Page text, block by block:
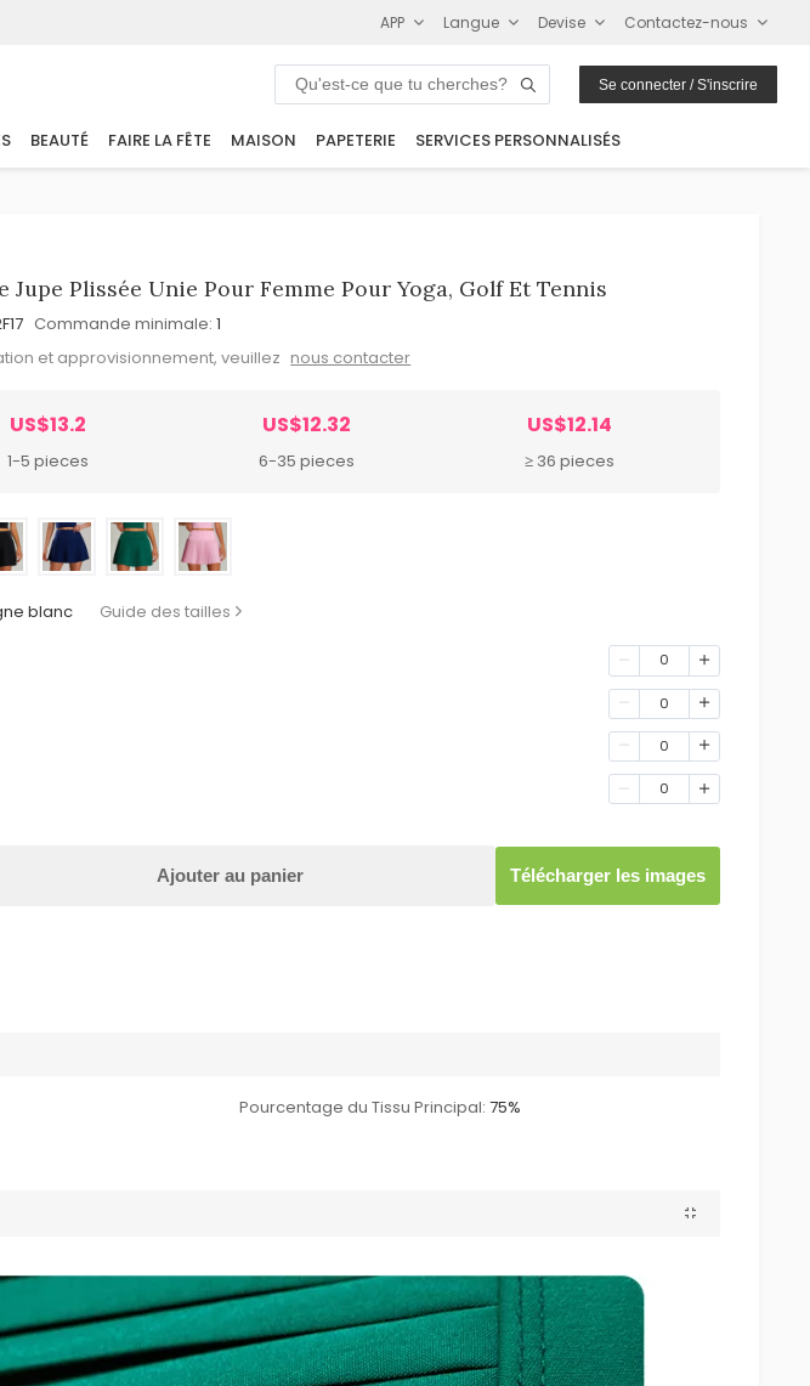
APP Langue Devise Contactez-nous
Se connecter / S'inscrire
BEAUTÉ FAIRE LA FÊTE MAISON PAPETERIE SERVICES PERSONNALISÉS
Jupe Plissée Unie Pour Femme Pour Yoga, Golf Et Tennis
Commande minimale: 1
et approvisionnement, veuillez nous contacter
US$13.2
1-5 pieces
US$12.32
6-35 pieces
US$12.14
≥ 36 pieces
blanc Guide des tailles
0
0
0
0
Ajouter au panier Télécharger les images
Pourcentage du Tissu Principal: 75%